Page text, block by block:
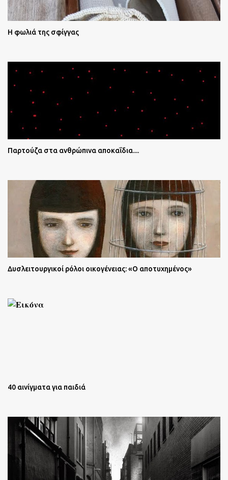
Η φωλιά της σφίγγας
Παρτούζα στα ανθρώπινα αποκαΐδια....
Δυσλειτουργικοί ρόλοι οικογένειας: «Ο αποτυχημένος»
40 αινίγματα για παιδιά